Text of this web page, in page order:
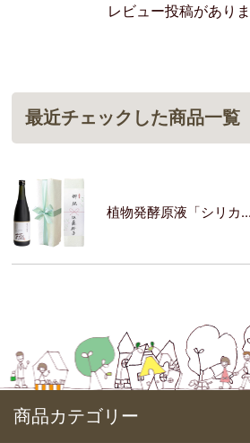
レビュー投稿がありま
最近チェックした商品一覧
植物発酵原液「シリカ...
商品カテゴリー